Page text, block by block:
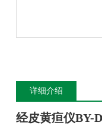
详细介绍
经皮黄疸仪BY-